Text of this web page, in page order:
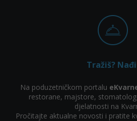
Tražiš?
Na poduzetničkom portalu
restorane, majstore,
djelatnosti na
Pročitajte aktualne novosti i pratite